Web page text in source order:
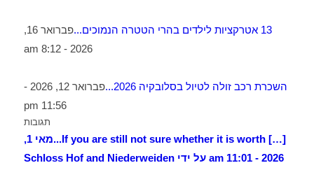
13 אטרקציות לילדים בהרי הטטרה הנמוכים...
פברואר 16,
2026 - 8:12 am
השכרת רכב זולה לטיול בסלובקיה 2026...
פברואר 12, 2026 -
11:56 pm
תגובות
[…] If you are still not sure whether it is worth...
מאי 1,
2026 - 11:01 am על ידי Schloss Hof and Niederweiden